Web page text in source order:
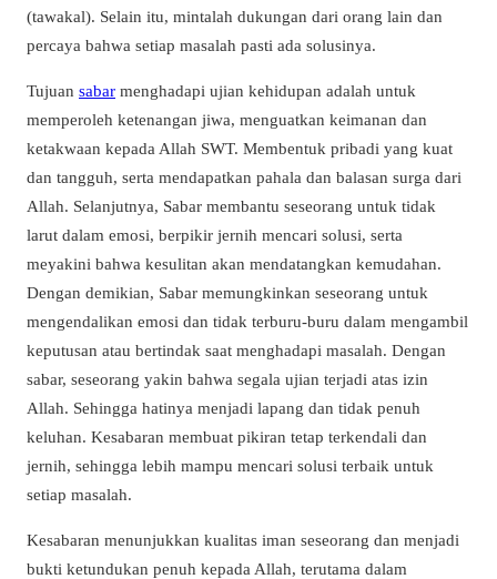
(tawakal). Selain itu, mintalah dukungan dari orang lain dan
percaya bahwa setiap masalah pasti ada solusinya.
Tujuan sabar menghadapi ujian kehidupan adalah untuk
memperoleh ketenangan jiwa, menguatkan keimanan dan
ketakwaan kepada Allah SWT. Membentuk pribadi yang kuat
dan tangguh, serta mendapatkan pahala dan balasan surga dari
Allah. Selanjutnya, Sabar membantu seseorang untuk tidak
larut dalam emosi, berpikir jernih mencari solusi, serta
meyakini bahwa kesulitan akan mendatangkan kemudahan.
Dengan demikian, Sabar memungkinkan seseorang untuk
mengendalikan emosi dan tidak terburu-buru dalam mengambil
keputusan atau bertindak saat menghadapi masalah. Dengan
sabar, seseorang yakin bahwa segala ujian terjadi atas izin
Allah. Sehingga hatinya menjadi lapang dan tidak penuh
keluhan. Kesabaran membuat pikiran tetap terkendali dan
jernih, sehingga lebih mampu mencari solusi terbaik untuk
setiap masalah.
Kesabaran menunjukkan kualitas iman seseorang dan menjadi
bukti ketundukan penuh kepada Allah, terutama dalam